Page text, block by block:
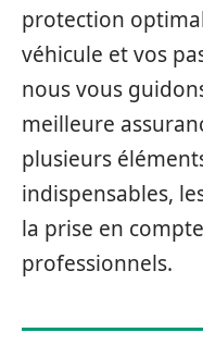
protection
véhicule et vos
nous vous
meilleure
plusieurs
indispensables,
la prise en
professionnels.